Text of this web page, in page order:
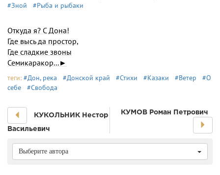
#Зной
#Рыба и рыбаки
Откуда я? С Дона!
Где высь да простор,
Где сладкие звоны
Семикаракор...►
теги: #Дон, река #Донской край #Стихи #Казаки #Ветер
#О
себе
#Свобода
КУКОЛЬНИК Hестор
Васильевич
КУМОВ Роман Петрович
Выберите автора